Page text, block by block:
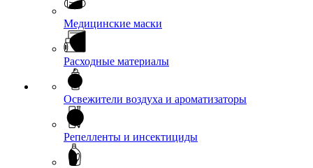
Медицинские маски
Расходные материалы
Освежители воздуха и ароматизаторы
Репелленты и инсектициды